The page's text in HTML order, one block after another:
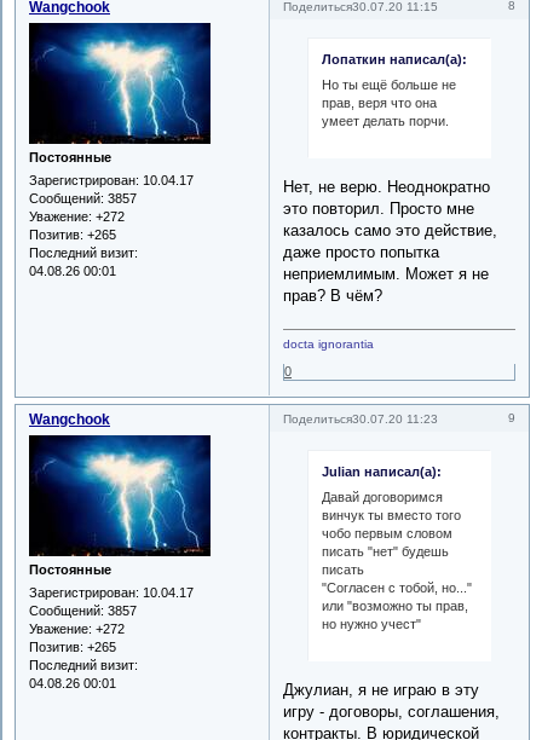
Поделиться 8
30.07.20 11:15
Wangchook
Постоянные
Зарегистрирован: 10.04.17
Сообщений: 3857
Уважение: +272
Позитив: +265
Последний визит:
04.08.26 00:01
Лопаткин написал(а):
Но ты ещё больше не
прав, веря что она
умеет делать порчи.
Нет, не верю. Неоднократно
это повторил. Просто мне
казалось само это действие,
даже просто попытка
неприемлимым. Может я не
прав? В чём?
docta ignorantia
0
Поделиться 9
30.07.20 11:23
Wangchook
Постоянные
Зарегистрирован: 10.04.17
Сообщений: 3857
Уважение: +272
Позитив: +265
Последний визит:
04.08.26 00:01
Julian написал(а):
Давай договоримся
винчук ты вместо того
чобо первым словом
писать "нет" будешь
писать
"Согласен с тобой, но..."
или "возможно ты прав,
но нужно учест"
Джулиан, я не играю в эту
игру - договоры, соглашения,
контракты. В юридической